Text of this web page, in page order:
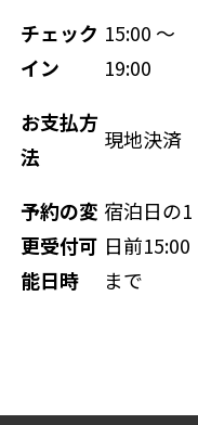
チェック
イン
15:00 ～
19:00
お支払方
法
現地決済
予約の変
更受付可
能日時
宿泊日の1
日前15:00
まで